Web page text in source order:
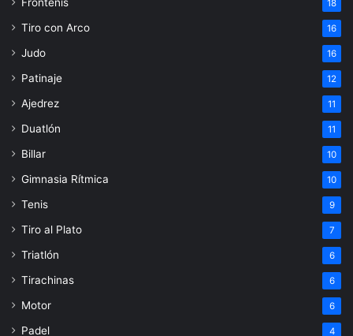
Frontenis 18
Tiro con Arco 16
Judo 16
Patinaje 12
Ajedrez 11
Duatlón 11
Billar 10
Gimnasia Rítmica 10
Tenis 9
Tiro al Plato 7
Triatlón 6
Tirachinas 6
Motor 6
Padel 4